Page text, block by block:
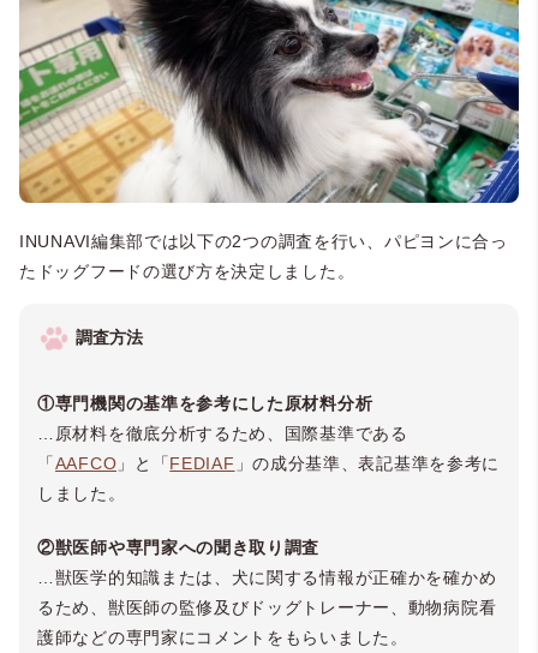
INUNAVI編集部では以下の2つの調査を行い、パピヨンに合っ
たドッグフードの選び方を決定しました。
調査方法
①専門機関の基準を参考にした原材料分析
…原材料を徹底分析するため、国際基準である
「AAFCO 」と「FEDIAF 」の成分基準、表記基準を参考に
しました。
②獣医師や専門家への聞き取り調査
…獣医学的知識または、犬に関する情報が正確かを確かめ
るため、獣医師の監修及びドッグトレーナー、動物病院看
護師などの専門家にコメントをもらいました。